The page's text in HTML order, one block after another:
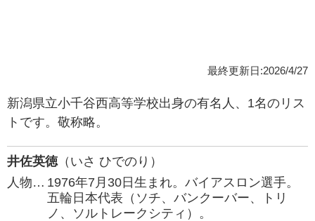
最終更新日:2026/4/27
新潟県立小千谷西高等学校出身の有名人、1名のリス
トです。敬称略。
井佐英徳（いさ ひでのり）
人物… 1976年7月30日生まれ。バイアスロン選手。
五輪日本代表（ソチ、バンクーバー、トリ
ノ、ソルトレークシティ）。